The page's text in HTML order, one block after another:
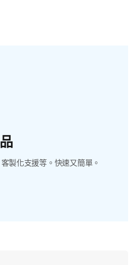
製化支援等。快速又簡單。